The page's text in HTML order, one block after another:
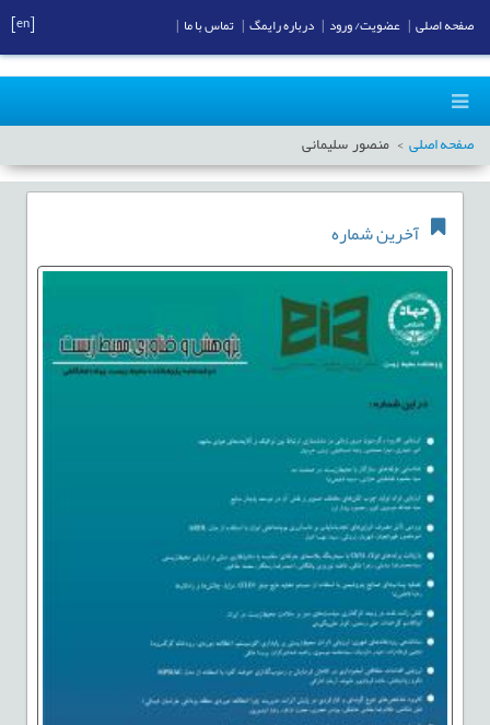
صفحه اصلی منصور سلیمانی
آخرین شماره
صفحه اصلی عضویت/ ورود درباره رایمگ تماس با ما